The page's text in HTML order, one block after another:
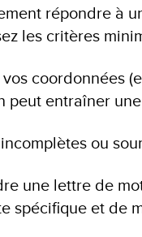
répondre à
les critères
coordonnées
peut entraîner
ou
une lettre de
spécifique et de